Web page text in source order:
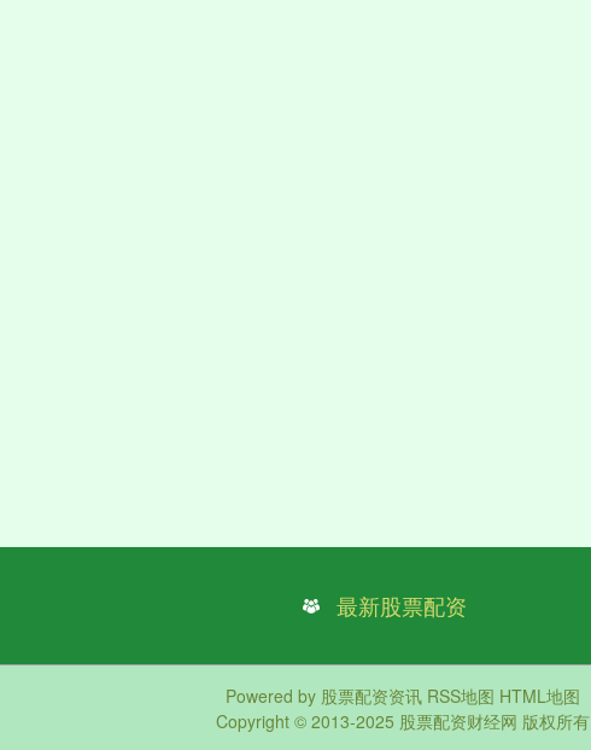
最新股票配资
Powered by 股票配资资讯 RSS地图 HTML地图
Copyright © 2013-2025 股票配资财经网 版权所有